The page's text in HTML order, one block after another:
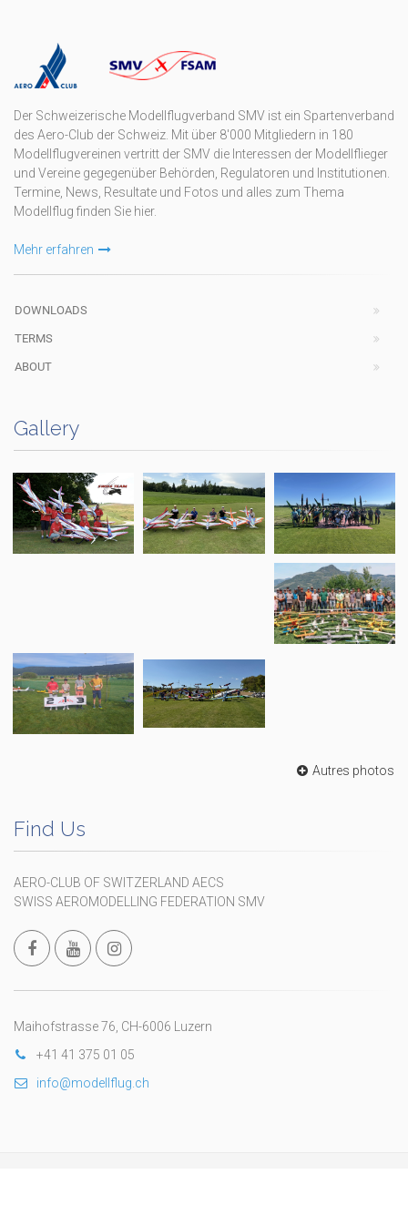
Der Schweizerische Modellflugverband SMV ist ein Spartenverband
des Aero-Club der Schweiz. Mit über 8'000 Mitgliedern in 180
Modellflugvereinen vertritt der SMV die Interessen der Modellflieger
und Vereine gegegenüber Behörden, Regulatoren und Institutionen.
Termine, News, Resultate und Fotos und alles zum Thema
Modellflug finden Sie hier.
Mehr erfahren
DOWNLOADS
TERMS
ABOUT
Gallery
Autres photos
Find Us
AERO-CLUB OF SWITZERLAND AECS
SWISS AEROMODELLING FEDERATION SMV
Maihofstrasse 76, CH-6006 Luzern
+41 41 375 01 05
info@modellflug.ch